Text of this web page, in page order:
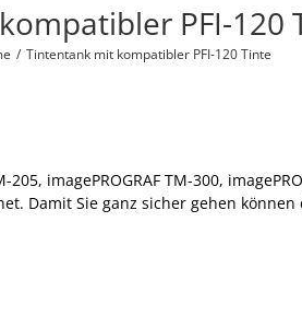
PFI-120
/ Tintentank mit kompatibler PFI-120 Tinte
imagePROGRAF TM-300,
Damit Sie ganz sicher gehen